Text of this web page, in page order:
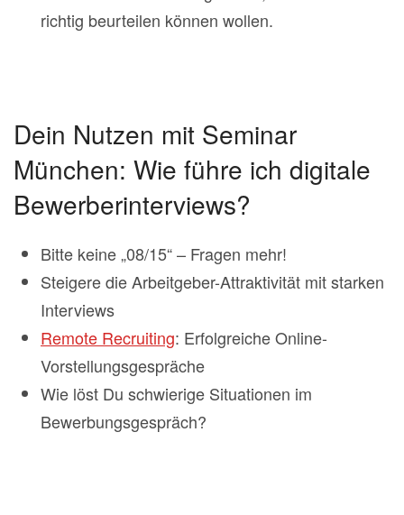
richtig beurteilen können wollen.
Dein Nutzen mit Seminar
München: Wie führe ich digitale
Bewerberinterviews?
Bitte keine „08/15“ – Fragen mehr!
Steigere die Arbeitgeber-Attraktivität mit starken
Interviews
Remote Recruiting: Erfolgreiche Online-
Vorstellungsgespräche
Wie löst Du schwierige Situationen im
Bewerbungsgespräch?